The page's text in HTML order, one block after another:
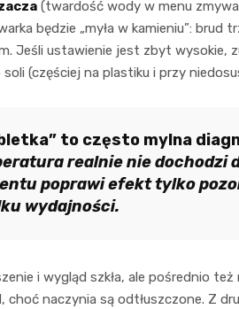
(twardość wody w menu
będzie „myła w kamieniu”: brud
Jeśli ustawienie jest zbyt wysokie,
(częściej na plastiku i przy
to często mylna
realnie nie dochodzi
poprawi efekt tylko
wydajności.
i wygląd szkła, ale pośrednio też
naczynia są odtłuszczone. Z